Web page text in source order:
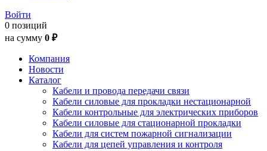
Войти
0 позиций
на сумму 0 ₽
Компания
Новости
Каталог
Кабели и провода передачи связи
Кабели силовые для прокладки нестационарной
Кабели контрольные для электрических приборов
Кабели силовые для стационарной прокладки
Кабели для систем пожарной сигнализации
Кабели для цепей управления и контроля